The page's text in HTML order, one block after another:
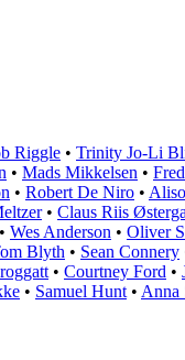
Riggle • Trinity Jo-Li
• Mads Mikkelsen •
• Robert De Niro •
• Claus Riis
• Wes Anderson • Oliver
Blyth • Sean Connery
• Courtney Ford •
• Samuel Hunt • Anna